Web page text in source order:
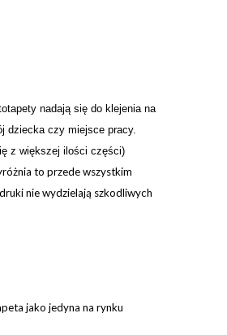
nadają się do klejenia na
dziecka czy miejsce pracy.
z większej ilości części)
to przede wszystkim
nie wydzielają szkodliwych
jako jedyna na rynku